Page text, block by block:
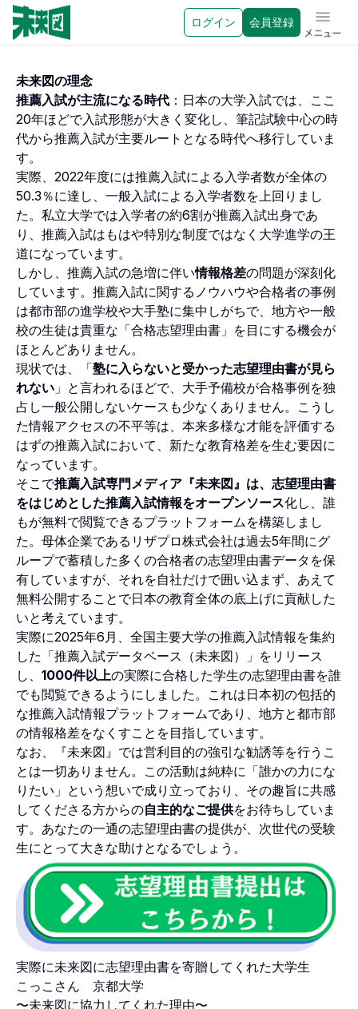
ログイン 会員登録 メニュ
未来図の理念
推薦入試が主流になる時代 ：日本の大学入試では、ここ
20年ほどで入試形態が大きく変化し、筆記試験中心の時
代から推薦入試が主要ルートとなる時代へ移行していま
す。
実際、2022年度には推薦入試による入学者数が全体の
50.3％に達し、一般入試による入学者数を上回りまし
た。私立大学では入学者の約6割が推薦入試出身であ
り、推薦入試はもはや特別な制度ではなく大学進学の王
道になっています。
しかし、推薦入試の急増に伴い情報格差の問題が深刻化
しています。推薦入試に関するノウハウや合格者の事例
は都市部の進学校や大手塾に集中しがちで、地方や一般
校の生徒は貴重な「合格志望理由書」を目にする機会が
ほとんどありません。
現状では、「塾に入らないと受かった志望理由書が見ら
れない 」と言われるほどで、大手予備校が合格事例を独
占し一般公開しないケースも少なくありません。こうし
た情報アクセスの不平等は、本来多様な才能を評価する
はずの推薦入試において、新たな教育格差を生む要因に
なっています。
そこで推薦入試専門メディア『未来図』は、志望理由書
をはじめとした推薦入試情報をオープンソース化し、誰
もが無料で閲覧できるプラットフォームを構築しまし
た。母体企業であるリザプロ株式会社は過去5年間にグ
ループで蓄積した多くの合格者の志望理由書データを保
有していますが、それを自社だけで囲い込まず、あえて
無料公開することで日本の教育全体の底上げに貢献した
いと考えています。
実際に2025年6月、全国主要大学の推薦入試情報を集約
した「推薦入試データベース（未来図）」をリリース
し、 1000件以上の実際に合格した学生の志望理由書を誰
でも閲覧できるようにしました。これは日本初の包括的
な推薦入試情報プラットフォームであり、地方と都市部
の情報格差をなくすことを目指しています。
なお、『未来図』では営利目的の強引な勧誘等を行うこ
とは一切ありません。この活動は純粋に「誰かの力にな
りたい」という想いで成り立っており、その趣旨に共感
してくださる方からの自主的なご提供をお待ちしていま
す。あなたの一通の志望理由書の提供が、次世代の受験
生にとって大きな助けとなるでしょう。
実際に未来図に志望理由書を寄贈してくれた大学生
こっこさん 京都大学
〜未来図に協力してくれた理由〜